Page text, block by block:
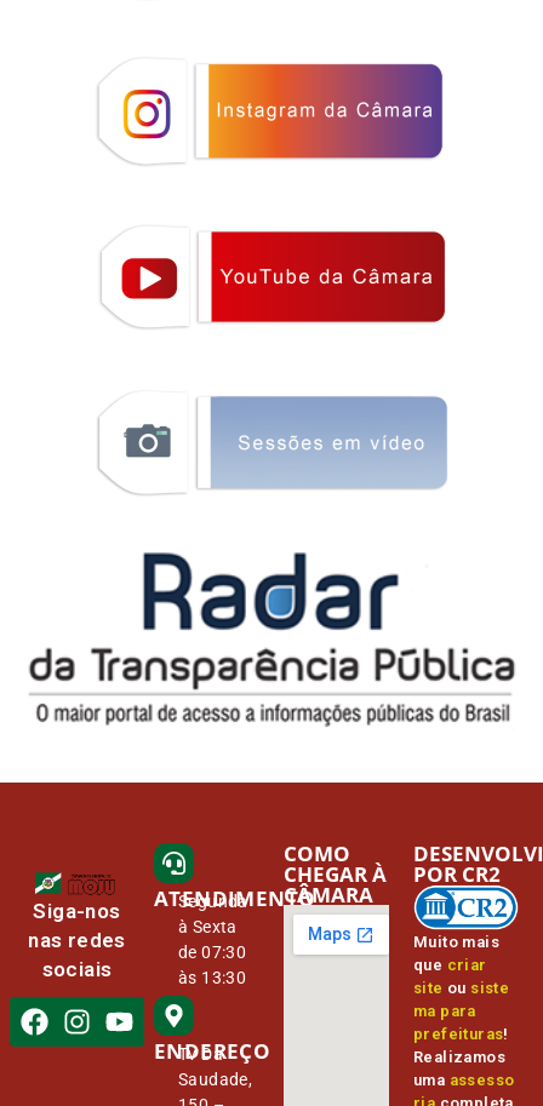
Siga-nos
nas redes
sociais
ATENDIMENTO
Segunda
à Sexta
de 07:30
às 13:30
ENDEREÇO
Tv Da
Saudade,
COMO
CHEGAR À
CÂMARA
Muito mais
que criar
site ou siste
ma para
prefeituras!
Realizamos
uma assesso
POR CR2